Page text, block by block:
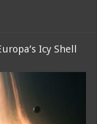
Icy Shell